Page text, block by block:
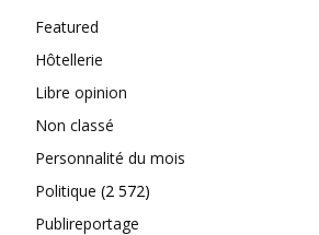
Featured
Hôtellerie
Libre opinion
Non classé
Personnalité du mois
Politique (2 572)
Publireportage